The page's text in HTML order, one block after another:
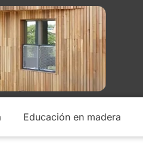
Educación en madera